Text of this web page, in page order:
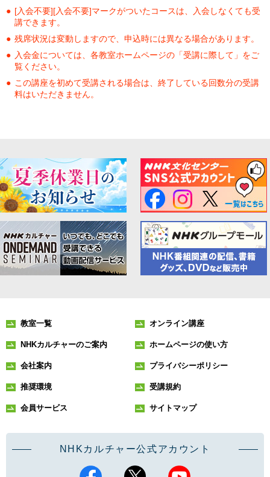
[入会不要][入会不要]マークがついたコースは、入会しなくても受
講できます。
残席状況は変動しますので、申込時には異なる場合があります。
入会金については、各教室ホームページの「受講に際して」をご
覧ください。
この講座を初めて受講される場合は、終了している回数分の受講
料はいただきません。
教室一覧 オンライン講座
NHKカルチャーのご案内 ホームページの使い方
会社案内 プライバシーポリシー
推奨環境 受講規約
会員サービス サイトマップ
NHKカルチャー公式アカウント